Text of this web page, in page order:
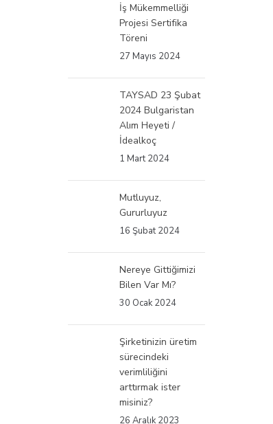
İş Mükemmelliği
Projesi Sertifika
Töreni
27 Mayıs 2024
TAYSAD 23 Şubat
2024 Bulgaristan
Alım Heyeti /
İdealkoç
1 Mart 2024
Mutluyuz,
Gururluyuz
16 Şubat 2024
Nereye Gittiğimizi
Bilen Var Mı?
30 Ocak 2024
Şirketinizin üretim
sürecindeki
verimliliğini
arttırmak ister
misiniz?
26 Aralık 2023